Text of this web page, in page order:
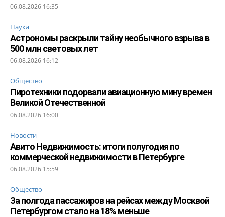
06.08.2026 16:35
Наука
Астрономы раскрыли тайну необычного взрыва в
500 млн световых лет
06.08.2026 16:12
Общество
Пиротехники подорвали авиационную мину времен
Великой Отечественной
06.08.2026 16:00
Новости
Авито Недвижимость: итоги полугодия по
коммерческой недвижимости в Петербурге
06.08.2026 15:59
Общество
За полгода пассажиров на рейсах между Москвой
Петербургом стало на 18% меньше